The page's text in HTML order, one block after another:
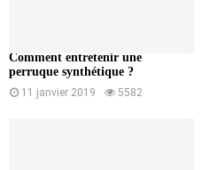
Comment entretenir une
perruque synthétique ?
11 janvier 2019 5582